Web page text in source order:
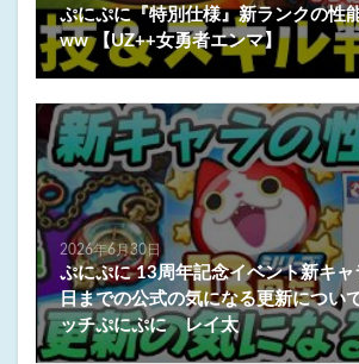
ぷにぷに『特別仕様』新ランクの性
ww 【UZ++女勇者エンマ】
2026年6月30日
ぷにぷに 13周年記念イベント新キャ
日までの公式の気になる更新につい
ッチぷにぷに レイ太